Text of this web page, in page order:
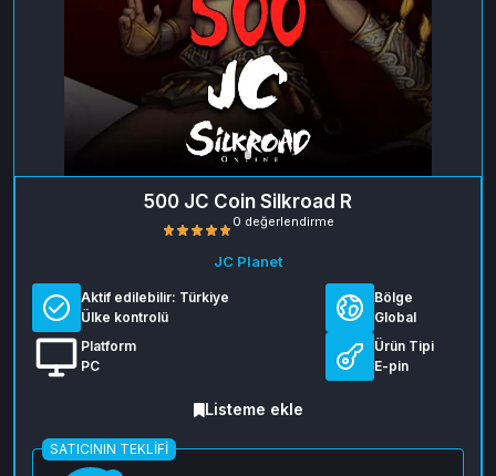
500 JC Coin Silkroad R
0 değerlendirme
JC Planet
Aktif edilebilir: Türkiye
Ülke kontrolü
Bölge
Global
Platform
PC
Ürün Tipi
E-pin
Listeme ekle
SATICININ TEKLIFI